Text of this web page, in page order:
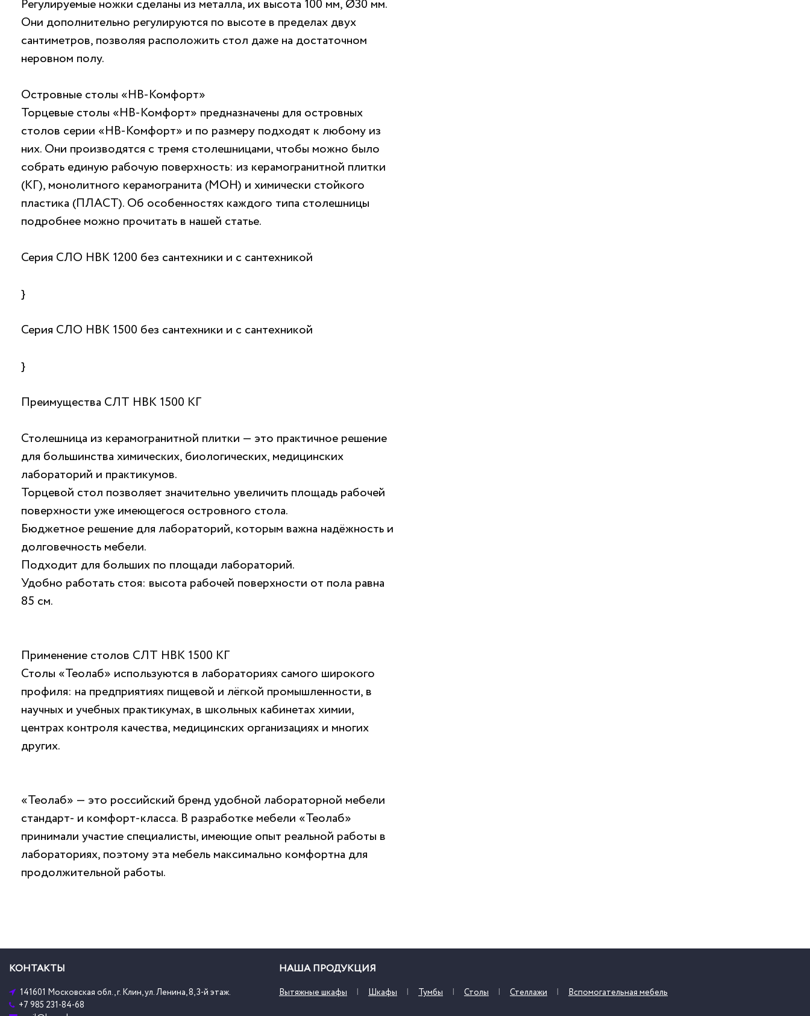
Регулируемые ножки сделаны из металла, их высота 100 мм, Ø30 мм.
Они дополнительно регулируются по высоте в пределах двух
сантиметров, позволяя расположить стол даже на достаточном
неровном полу.
Островные столы «НВ-Комфорт»
Торцевые столы «НВ-Комфорт» предназначены для островных
столов серии «НВ-Комфорт» и по размеру подходят к любому из
них. Они производятся с тремя столешницами, чтобы можно было
собрать единую рабочую поверхность: из керамогранитной плитки
(КГ), монолитного керамогранита (МОН) и химически стойкого
пластика (ПЛАСТ). Об особенностях каждого типа столешницы
подробнее можно прочитать в нашей статье.
Серия СЛО НВК 1200 без сантехники и с сантехникой
}
Серия СЛО НВК 1500 без сантехники и с сантехникой
}
Преимущества СЛТ НВК 1500 КГ
Столешница из керамогранитной плитки — это практичное решение
для большинства химических, биологических, медицинских
лабораторий и практикумов.
Торцевой стол позволяет значительно увеличить площадь рабочей
поверхности уже имеющегося островного стола.
Бюджетное решение для лабораторий, которым важна надёжность и
долговечность мебели.
Подходит для больших по площади лабораторий.
Удобно работать стоя: высота рабочей поверхности от пола равна
85 см.
Применение столов СЛТ НВК 1500 КГ
Столы «Теолаб» используются в лабораториях самого широкого
профиля: на предприятиях пищевой и лёгкой промышленности, в
научных и учебных практикумах, в школьных кабинетах химии,
центрах контроля качества, медицинских организациях и многих
других.
«Теолаб» — это российский бренд удобной лабораторной мебели
стандарт- и комфорт-класса. В разработке мебели «Теолаб»
принимали участие специалисты, имеющие опыт реальной работы в
лабораториях, поэтому эта мебель максимально комфортна для
продолжительной работы.
КОНТАКТЫ
141601 Московская обл., г. Клин, ул. Ленина, 8, 3-й этаж.
+7 985 231-84-68
НАША ПРОДУКЦИЯ
Вытяжные шкафы Шкафы Тумбы Столы Стеллажи Вспомогательная мебель